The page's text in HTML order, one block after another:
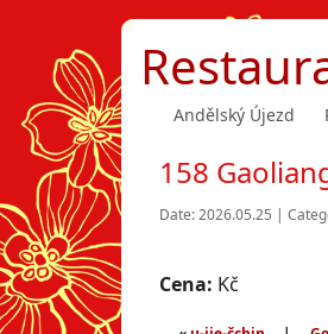
Andělský Újezd
158
Date: 2026.05.25 |
Cena: Kč